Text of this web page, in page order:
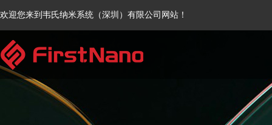
欢迎您来到韦氏纳米系统（深圳）有限公司网站！